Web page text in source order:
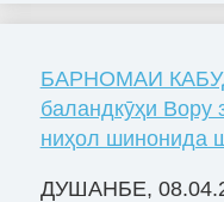
БАРНОМАИ
баландкӯҳи Вору
ниҳол шинонида
ДУШАНБЕ,